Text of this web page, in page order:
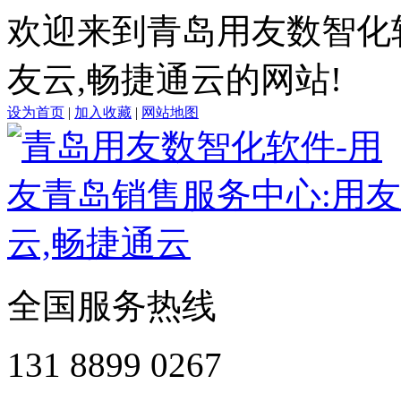
欢迎来到青岛用友数智
友云,畅捷通云的网站!
设为首页 | 加入收藏 | 网站地图
全国服务热线
131 8899 0267